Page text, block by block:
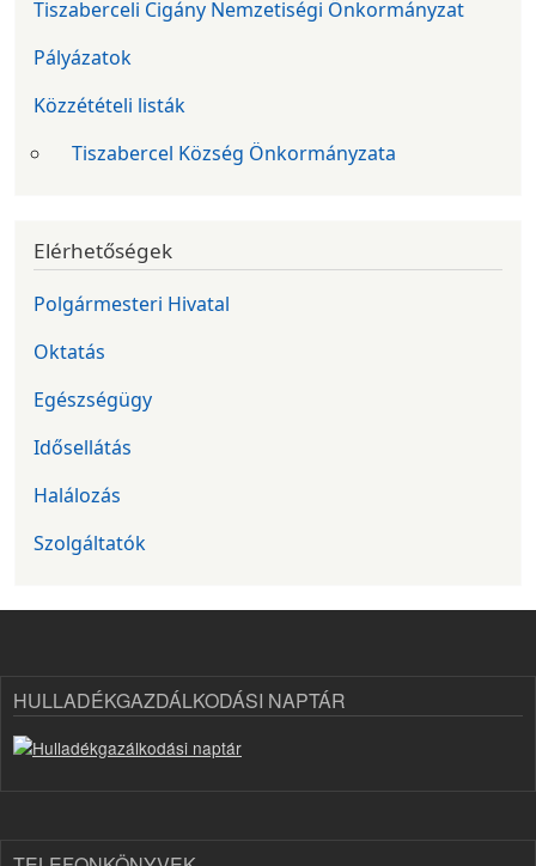
Tiszaberceli Cigány Nemzetiségi Önkormányzat
Pályázatok
Közzétételi listák
Tiszabercel Község Önkormányzata
Elérhetőségek
Polgármesteri Hivatal
Oktatás
Egészségügy
Idősellátás
Halálozás
Szolgáltatók
HULLADÉKGAZDÁLKODÁSI NAPTÁR